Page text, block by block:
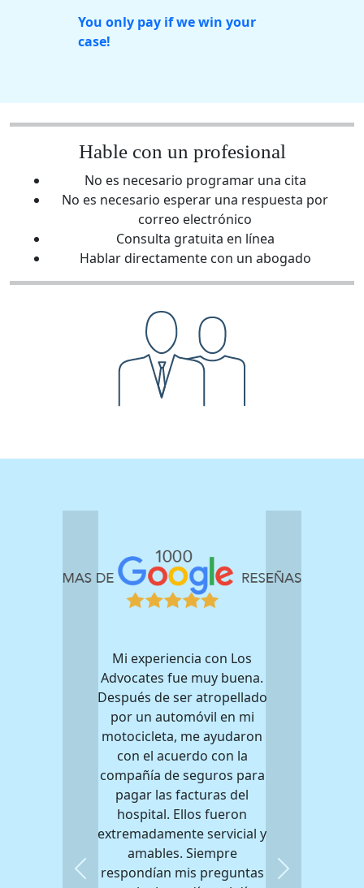
You only pay if we win your
case!
Hable con un profesional
No es necesario programar una cita
No es necesario esperar una respuesta por
correo electrónico
Consulta gratuita en línea
Hablar directamente con un abogado
Mi experiencia con Los
Advocates fue muy buena.
Después de ser atropellado
por un automóvil en mi
motocicleta, me ayudaron
con el acuerdo con la
compañía de seguros para
pagar las facturas del
hospital. Ellos fueron
extremadamente servicial y
amables. Siempre
respondían mis preguntas
Previous Next